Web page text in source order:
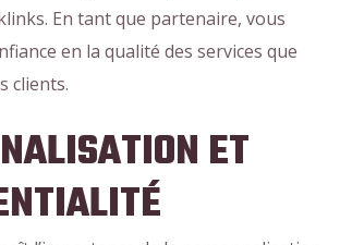
En tant que partenaire, vous
en la qualité des services que
clients.
ET